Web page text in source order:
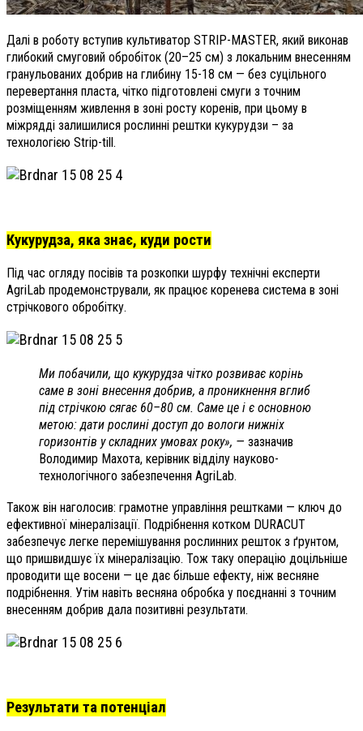
Далі в роботу вступив культиватор STRIP-MASTER, який виконав
глибокий смуговий обробіток (20–25 см) з локальним внесенням
гранульованих добрив на глибину 15-18 см — без суцільного
перевертання пласта, чітко підготовлені смуги з точним
розміщенням живлення в зоні росту коренів, при цьому в
міжрядді залишилися рослинні рештки кукурудзи – за
технологією Strip-till.
Кукурудза, яка знає, куди рости
Під час огляду посівів та розкопки шурфу технічні експерти
AgriLab продемонстрували, як працює коренева система в зоні
стрічкового обробітку.
Ми побачили, що кукурудза чітко розвиває корінь
саме в зоні внесення добрив, а проникнення вглиб
під стрічкою сягає 60–80 см. Саме це і є основною
метою: дати рослині доступ до вологи нижніх
горизонтів у складних умовах року», — зазначив
Володимир Махота, керівник відділу науково-
технологічного забезпечення AgriLab.
Також він наголосив: грамотне управління рештками — ключ до
ефективної мінералізації. Подрібнення котком DURACUT
забезпечує легке перемішування рослинних решток з ґрунтом,
що пришвидшує їх мінералізацію. Тож таку операцію доцільніше
проводити ще восени — це дає більше ефекту, ніж весняне
подрібнення. Утім навіть весняна обробка у поєднанні з точним
внесенням добрив дала позитивні результати.
Результати та потенціал